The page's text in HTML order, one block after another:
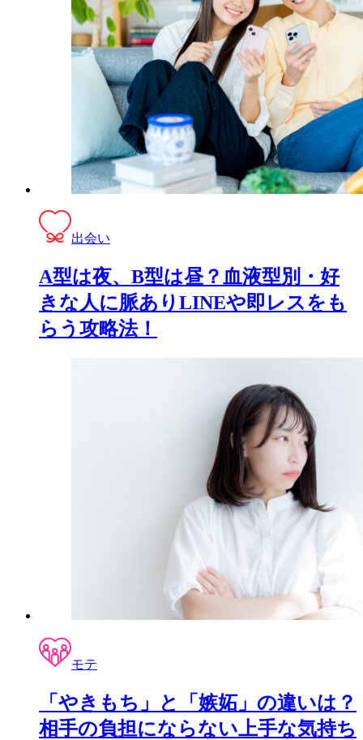
出会い
A型は夜、B型は昼？血液型別・好
きな人に脈ありLINEや即レスをも
らう攻略法！
モテ
「やきもち」と「嫉妬」の違いは？
相手の負担にならない上手な気持ち